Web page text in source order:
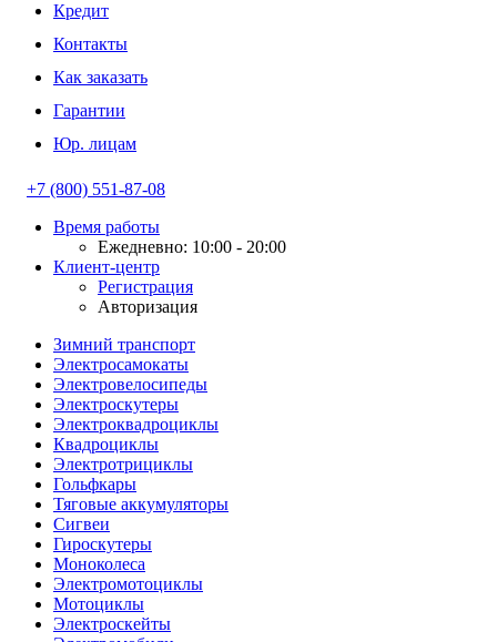
Кредит
Контакты
Как заказать
Гарантии
Юр. лицам
+7 (800) 551-87-08
Время работы
Ежедневно: 10:00 - 20:00
Клиент-центр
Регистрация
Авторизация
Зимний транспорт
Электросамокаты
Электровелосипеды
Электроскутеры
Электроквадроциклы
Квадроциклы
Электротрициклы
Гольфкары
Тяговые аккумуляторы
Сигвеи
Гироскутеры
Моноколеса
Электромотоциклы
Мотоциклы
Электроскейты